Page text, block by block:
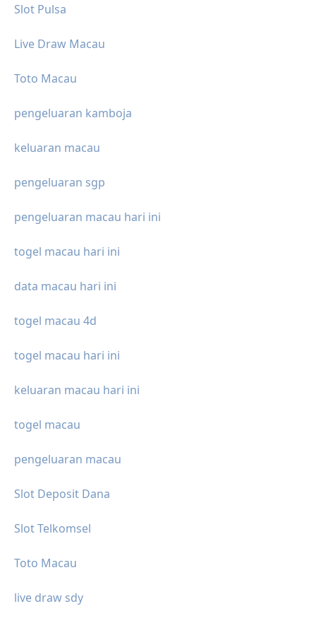
Slot Pulsa
Live Draw Macau
Toto Macau
pengeluaran kamboja
keluaran macau
pengeluaran sgp
pengeluaran macau hari ini
togel macau hari ini
data macau hari ini
togel macau 4d
togel macau hari ini
keluaran macau hari ini
togel macau
pengeluaran macau
Slot Deposit Dana
Slot Telkomsel
Toto Macau
live draw sdy